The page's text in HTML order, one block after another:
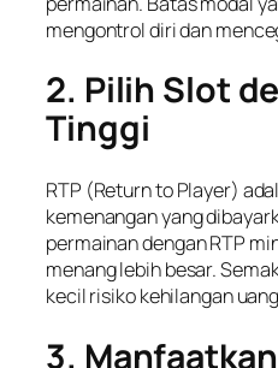
mengontrol diri dan
2. Pilih Slot
Tinggi
RTP (Return to Player)
kemenangan yang
permainan dengan RTP
menang lebih besar.
kecil risiko kehilangan
3.